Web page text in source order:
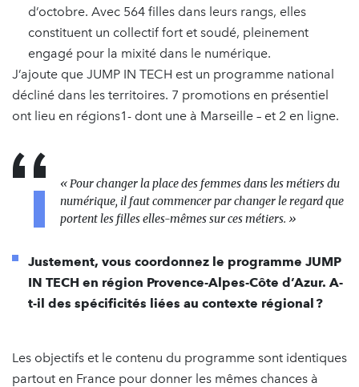
d’octobre. Avec 564 filles dans leurs rangs, elles
constituent un collectif fort et soudé, pleinement
engagé pour la mixité dans le numérique.
J’ajoute que JUMP IN TECH est un programme national
décliné dans les territoires. 7 promotions en présentiel
ont lieu en régions1- dont une à Marseille – et 2 en ligne.
« Pour changer la place des femmes dans les métiers du
numérique, il faut commencer par changer le regard que
portent les filles elles-mêmes sur ces métiers. »
Justement, vous coordonnez le programme JUMP
IN TECH en région Provence-Alpes-Côte d’Azur. A-
t-il des spécificités liées au contexte régional ?
Les objectifs et le contenu du programme sont identiques
partout en France pour donner les mêmes chances à